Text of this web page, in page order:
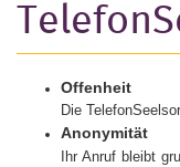
Offenheit
Die
Anonymität
Ihr Anruf bleibt